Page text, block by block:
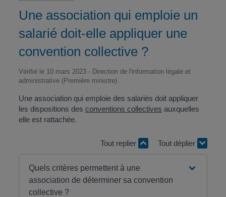
Une association qui emploie un
salarié doit-elle appliquer une
convention collective ?
Vérifié le 10 mars 2023 - Direction de l'information légale et
administrative (Première ministre)
Une association qui emploie des salariés doit appliquer
les dispositions des conventions collectives auxquelles
elle est rattachée.
Tout replier Tout déplier
Quels critères permettent à une
association de déterminer sa convention
collective ?